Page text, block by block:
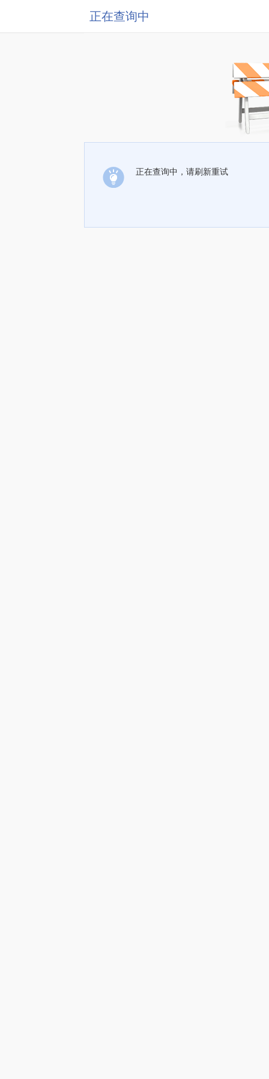
正在查询中
正在查询中，请刷新重试